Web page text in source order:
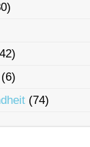
(6)
(74)